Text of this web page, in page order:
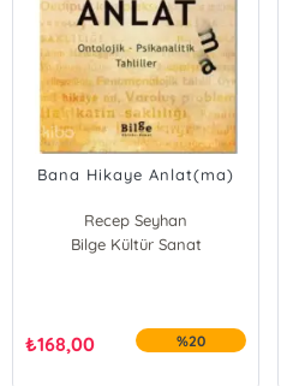
Bana Hikaye Anlat(ma)
Recep Seyhan
Bilge Kültür Sanat
₺168,00 %20